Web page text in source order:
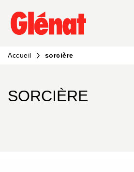
MENU RECHERCHE
PIED DE PAGE
Accueil sorcière
SORCIÈRE